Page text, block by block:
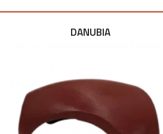
DANUBIA